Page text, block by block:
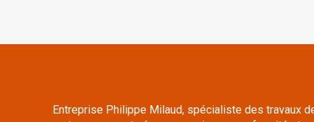
Entreprise Philippe Milaud, spécialiste des travaux